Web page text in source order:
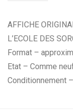
AFFICHE
L’ECOLE DES
Format –
Etat – Comme
Conditionnement